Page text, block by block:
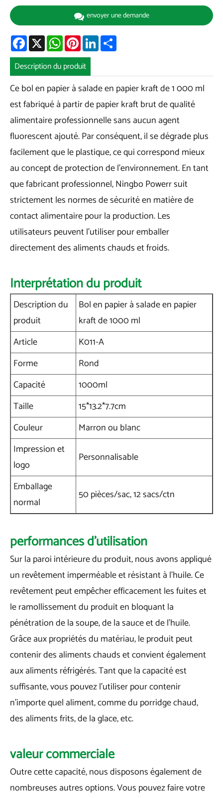
envoyer une demande
Facebook
X WhatsAppPinterestLinkedIn
Description du produit
Ce bol en papier à salade en papier kraft de 1 000 ml
est fabriqué à partir de papier kraft brut de qualité
alimentaire professionnelle sans aucun agent
fluorescent ajouté. Par conséquent, il se dégrade plus
facilement que le plastique, ce qui correspond mieux
au concept de protection de l’environnement. En tant
que fabricant professionnel, Ningbo Powerr suit
strictement les normes de sécurité en matière de
contact alimentaire pour la production. Les
utilisateurs peuvent l'utiliser pour emballer
directement des aliments chauds et froids.
Interprétation du produit
Description du
produit
Bol en papier à salade en papier
kraft de 1000 ml
Article
K011-A
Forme
Rond
Capacité
1000ml
Taille
15*13.2*7.7cm
Couleur
Marron ou blanc
Impression et
logo
Personnalisable
Emballage
normal
50 pièces/sac, 12 sacs/ctn
performances d'utilisation
Sur la paroi intérieure du produit, nous avons appliqué
un revêtement imperméable et résistant à l'huile. Ce
revêtement peut empêcher efficacement les fuites et
le ramollissement du produit en bloquant la
pénétration de la soupe, de la sauce et de l'huile.
Grâce aux propriétés du matériau, le produit peut
contenir des aliments chauds et convient également
aux aliments réfrigérés. Tant que la capacité est
suffisante, vous pouvez l'utiliser pour contenir
n'importe quel aliment, comme du porridge chaud,
des aliments frits, de la glace, etc.
valeur commerciale
Outre cette capacité, nous disposons également de
nombreuses autres options. Vous pouvez faire votre